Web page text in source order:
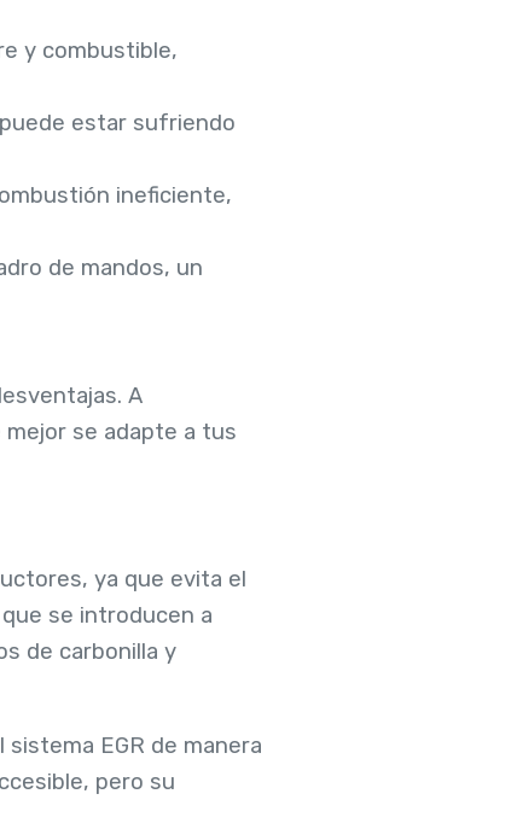
y combustible,
estar sufriendo
ineficiente,
de mandos, un
A
se adapte a tus
ya que evita el
se introducen a
de carbonilla y
EGR de manera
pero su